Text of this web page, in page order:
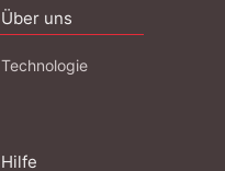
Über uns
Technologie
Hilfe